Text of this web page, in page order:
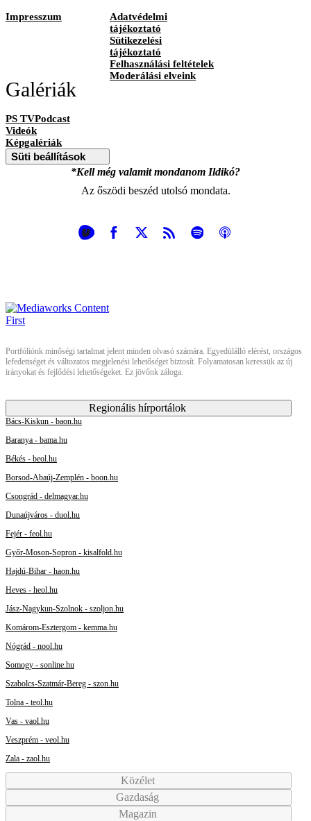
Impresszum
Adatvédelmi
tájékoztató
Sütikezelési
tájékoztató
Felhasználási feltételek
Moderálási elveink
Galériák
PS TVPodcast
Videók
Képgalériák
Süti beállítások
*Kell még valamit mondanom Ildikó?
Az őszödi beszéd utolsó mondata.
Portfóliónk minőségi tartalmat jelent minden olvasó számára. Egyedülálló elérést, országos
lefedettséget és változatos megjelenési lehetőséget biztosít. Folyamatosan keressük az új
irányokat és fejlődési lehetőségeket. Ez jövőnk záloga.
Regionális hírportálok
Bács-Kiskun - baon.hu
Baranya - bama.hu
Békés - beol.hu
Borsod-Abaúj-Zemplén - boon.hu
Csongrád - delmagyar.hu
Dunaújváros - duol.hu
Fejér - feol.hu
Győr-Moson-Sopron - kisalfold.hu
Hajdú-Bihar - haon.hu
Heves - heol.hu
Jász-Nagykun-Szolnok - szoljon.hu
Komárom-Esztergom - kemma.hu
Nógrád - nool.hu
Somogy - sonline.hu
Szabolcs-Szatmár-Bereg - szon.hu
Tolna - teol.hu
Vas - vaol.hu
Veszprém - veol.hu
Zala - zaol.hu
Közélet
Gazdaság
Magazin